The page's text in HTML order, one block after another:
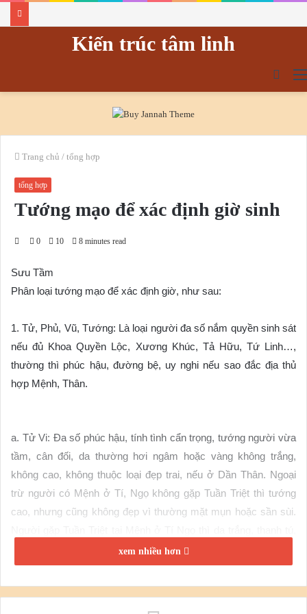
Kiến trúc tâm linh
tìm
kiếm
Trang chủ / tổng hợp
tổng hợp
Tướng mạo để xác định giờ sinh
0 10 8 minutes read
Sưu Tầm
Phân loại tướng mạo để xác định giờ, như sau:
1. Tử, Phủ, Vũ, Tướng: Là loại người đa số nắm quyền sinh sát
nếu đủ Khoa Quyền Lộc, Xương Khúc, Tả Hữu, Tứ Linh…,
thường thì phúc hậu, đường bệ, uy nghi nếu sao đắc địa thủ
hợp Mệnh, Thân.
a. Tử Vi: Đa số phúc hậu, tính tình cẩn trọng, tướng người vừa
tầm, cân đối, da thường hơi ngâm hoặc vàng không trắng,
không cao, không thuộc loại đẹp trai, nếu ở Dần Thân. Ngoại
trừ người có Mệnh ở Tí, Ngọ không gặp Tuần Triệt thì tướng
cao, nhưng cũng không đẹp vì thường mặt mụn hoặc sần sùi.
không mụn hay sần sùi, nhưng không cao. Trường hợp người
gặp Tử Vi có Không Kiếp thì lại đẹp trai, nhưng Tử Vi gặp
Không Kiếp là đế ngộ hung đồ, thường làm đàn anh đi trộm
xem nhiều hơn